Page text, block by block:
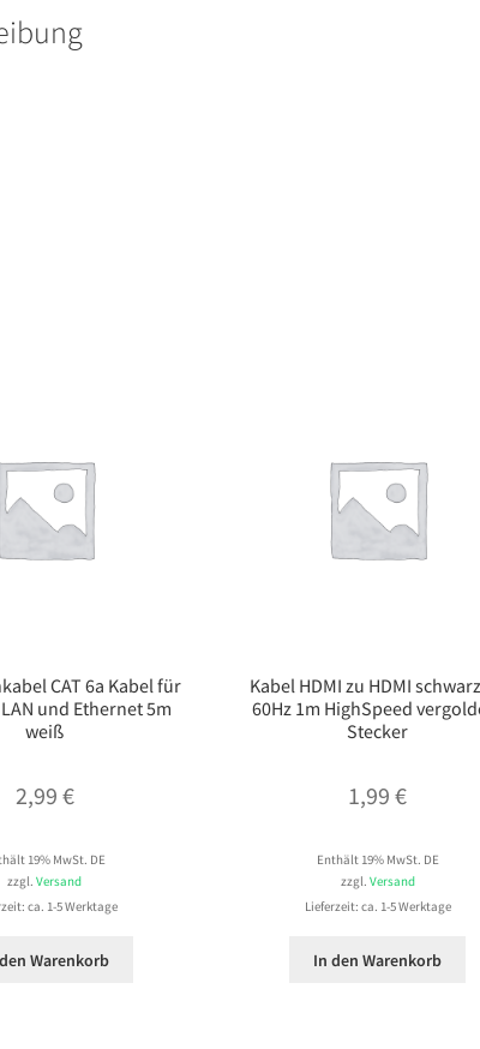
CAT 6a Kabel für
und Ethernet 5m
weiß
2,99 €
19% MwSt. DE
zzgl.Versand
ca. 1-5 Werktage
Warenkorb
Kabel HDMI zu HDMI
60Hz 1m HighSpeed
Stecker
1,99€
Enthält 19% MwSt. DE
zzgl. Versand
Lieferzeit: ca. 1-5 Werktage
In den Warenkorb